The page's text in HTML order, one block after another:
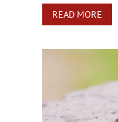
READ MORE